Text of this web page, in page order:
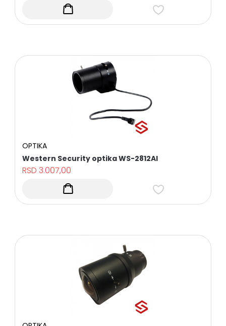
OPTIKA
Western Security optika WS-2812AI
RSD3.007,00